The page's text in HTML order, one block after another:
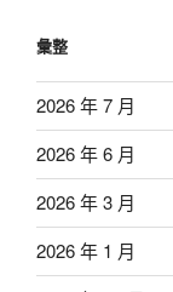
彙整
2026 年 7 月
2026 年 6 月
2026 年 3 月
2026 年 1 月